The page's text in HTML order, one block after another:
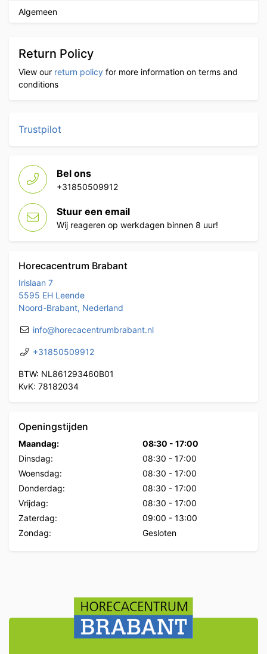
Algemeen
Return Policy
View our return policy for more information on terms and
conditions
Trustpilot
Bel ons
+31850509912
Stuur een email
Wij reageren op werkdagen binnen 8 uur!
Horecacentrum Brabant
Irislaan 7
5595 EH Leende
Noord-Brabant, Nederland
info@horecacentrumbrabant.nl
+31850509912
BTW: NL861293460B01
KvK: 78182034
Openingstijden
Maandag: 08:30 - 17:00
Dinsdag:
08:30 - 17:00
Woensdag:
08:30 - 17:00
Donderdag:
08:30 - 17:00
Vrijdag:
08:30 - 17:00
Zaterdag:
09:00 - 13:00
Zondag:
Gesloten